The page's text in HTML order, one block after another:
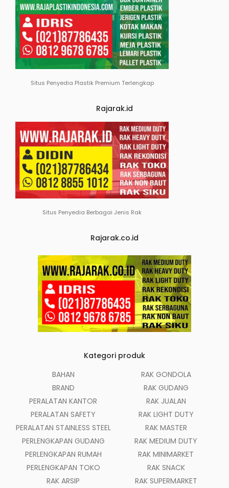
Situs Penyedia Plastik Premium Terlengkap
Rajarak.id
Situs Penyedia Berbagai Jenis Rak
Rajarak.co.id
Kategori produk
BAHAN
BRAND
PERALATAN KANTOR
PERALATAN SAFETY
PERALATAN STAINLESS STEEL
PERLENGKAPAN GUDANG
PERLENGKAPAN RUMAH
PERLENGKAPAN TOKO
RAK ARSIP
RAK GONDOLA
RAK GUDANG
RAK JUALAN
RAK LIGHT DUTY
RAK MASTER
RAK MEDIUM DUTY
RAK MINIMARKET
RAK SNACK
RAK SUPERMARKET